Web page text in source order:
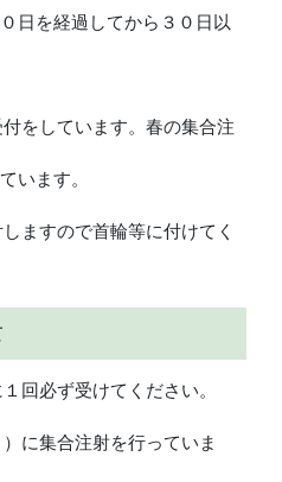
日を経過してから３０日以
をしています。春の集合注
います。
ますので首輪等に付けてく
回必ず受けてください。
に集合注射を行っていま